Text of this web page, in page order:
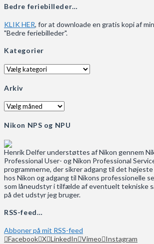
Bedre feriebilleder…
KLIK HER, for at downloade en gratis kopi af
"Bedre feriebilleder".
Kategorier
Kategorier
Arkiv
Arkiv
Nikon NPS og NPU
Henrik Delfer understøttes af Nikon gennem
Professional User- og Nikon Professional
programmerne, der sikrer adgang til det
hos Nikon og adgang til Nikons professionelle
som låneudstyr i tilfælde af eventuelt tekniske
på det udstyr jeg bruger.
RSS-feed…
Abboner på mit RSS-feed
Facebook X LinkedIn Vimeo Instagram